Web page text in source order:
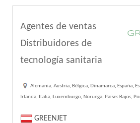
Agentes de ventas
Distribuidores de
tecnología sanitaria
Alemania, Austria, Bélgica, Dinamarca, España,
Irlanda, Italia, Luxemburgo, Noruega, Países Bajos,
GREENJET